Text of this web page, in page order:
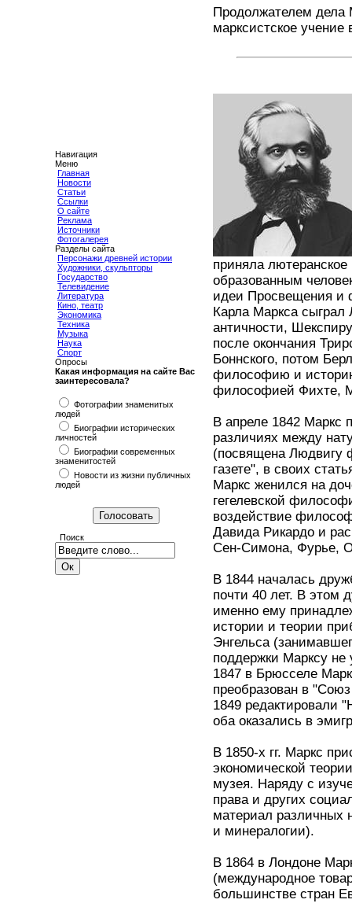
Навигация
Меню
Главная
Новости
Статьи
Ссылки
О сайте
Реклама
Источники
Фотогалерея
Разделы сайта
Персонажи древней истории
Художники, скульпторы
Государство
Телевидение
Литература
Кино, театр
Экономика
Техника
Музыка
Наука
Спорт
Опросы
Какая информация на сайте Вас
заинтересовала?
Фотографии знаменитых
людей
Биографии исторических
личностей
Биографии современных
знаменитостей
Новости из жизни публичных
людей
Поиск
Продолжателем
марксистское
приняла
образованным
идеи Просвещения и
Карла Маркса
античности,
после окончания
Боннского, потом
философию и
философией Фихте,
В апреле 1842 Маркс
различиях между
(посвящена Людвигу
газете", в своих
Маркс женился на
гегелевской
воздействие
Давида Рикардо и
Сен-Симона, Фурье,
В 1844 началась
почти 40 лет. В этом
именно ему
истории и теории
Энгельса
поддержки Марксу не
1847 в Брюсселе
преобразован в
1849 редактировали
оба оказались в
В 1850-х гг. Маркс
экономической
музея. Наряду с
права и других
материал различных
и минералогии).
В 1864 в Лондоне
(международное
большинстве стран